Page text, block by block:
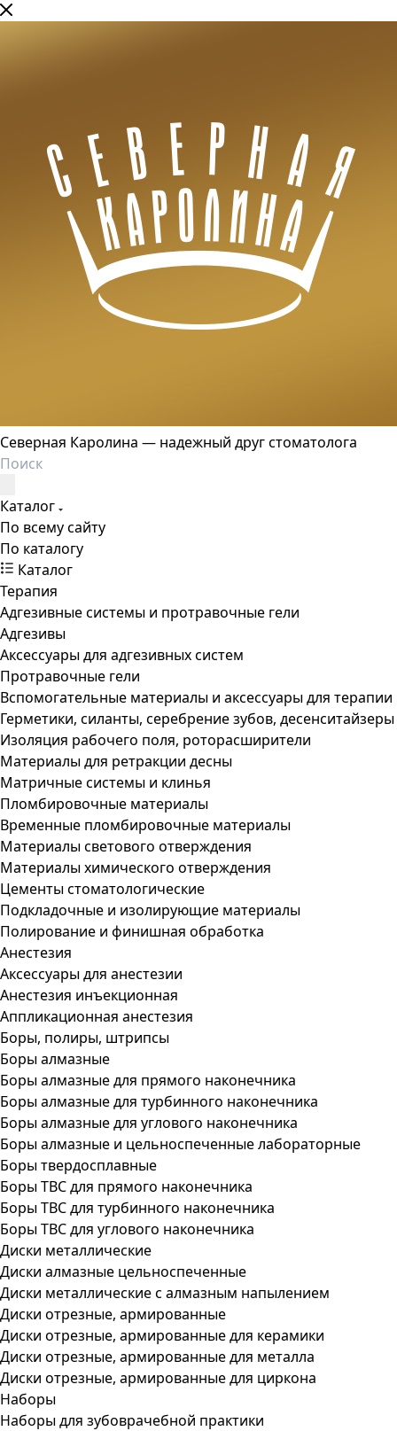
Северная Каролина — надежный друг стоматолога
Каталог
По всему сайту
По каталогу
Каталог
Терапия
Адгезивные системы и протравочные гели
Адгезивы
Аксессуары для адгезивных систем
Протравочные гели
Вспомогательные материалы и аксессуары для терапии
Герметики, силанты, серебрение зубов, десенситайзеры
Изоляция рабочего поля, роторасширители
Материалы для ретракции десны
Матричные системы и клинья
Пломбировочные материалы
Временные пломбировочные материалы
Материалы светового отверждения
Материалы химического отверждения
Цементы стоматологические
Подкладочные и изолирующие материалы
Полирование и финишная обработка
Анестезия
Аксессуары для анестезии
Анестезия инъекционная
Аппликационная анестезия
Боры, полиры, штрипсы
Боры алмазные
Боры алмазные для прямого наконечника
Боры алмазные для турбинного наконечника
Боры алмазные для углового наконечника
Боры алмазные и цельноспеченные лабораторные
Боры твердосплавные
Боры ТВС для прямого наконечника
Боры ТВС для турбинного наконечника
Боры ТВС для углового наконечника
Диски металлические
Диски алмазные цельноспеченные
Диски металлические с алмазным напылением
Диски отрезные, армированные
Диски отрезные, армированные для керамики
Диски отрезные, армированные для металла
Диски отрезные, армированные для циркона
Наборы
Наборы для зубоврачебной практики